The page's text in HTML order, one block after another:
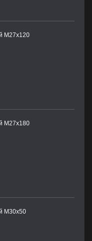
М27х120
М27х180
М30х50